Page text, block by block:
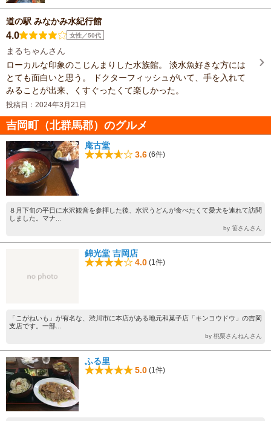
道の駅 みなかみ水紀行館
4.0 女性／50代
まるちゃんさん
ローカルな印象のこじんまりした水族館。 淡水魚好きな方には
とても面白いと思う。 ドクターフィッシュがいて、手を入れて
みることが出来、くすぐったくて楽しかった。
投稿日：2024年3月21日
吉岡町（北群馬郡）のグルメ
庵古堂
3.6 (6件)
８月下旬の平日に水沢観音を参拝した後、水沢うどんが食べたくて愛犬を連れて訪問
しました。マナ...
by 笹さんさん
錦光堂 吉岡店
4.0 (1件)
「こがねいも」が有名な、渋川市に本店がある地元和菓子店「キンコウドウ」の吉岡
支店です。一部...
by 桃栗さんねんさん
ふる里
5.0 (1件)